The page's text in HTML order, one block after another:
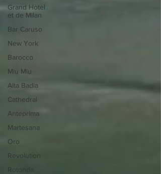
Grand Hotel
et de Milan
Bar Caruso
New York
Barocco
Miu Miu
Alta Badia
Cathedral
Anteprima
Martesana
Oro
Revolution
Rotonda